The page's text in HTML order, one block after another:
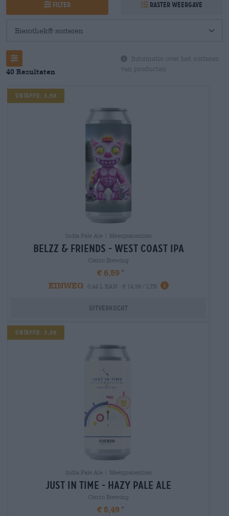
Filter Raster weergave
Filter
40 Resultaten
Informatie over het sorteren
van producten
UNTAPPD: 3,98
India Pale Ale | Meergranenbier
belzz & friends - west coast ipa
Cierzo Brewing
€ 6,59
EINWEG
0,44 L KAN - € 14,98 / LTR
Uitverkocht
UNTAPPD: 3,99
India Pale Ale | Meergranenbier
just in time - hazy pale ale
Cierzo Brewing
€ 5,49